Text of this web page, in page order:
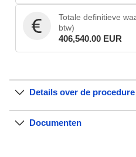
Totale definitieve
btw)
406,540.00 EUR
Details over de procedure
Documenten